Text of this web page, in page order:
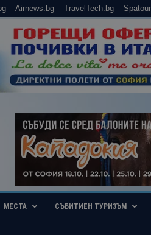
Airnews.bg TravelTech.bg
МЕСТА СЪБИТИЕН ТУРИЗЪМ